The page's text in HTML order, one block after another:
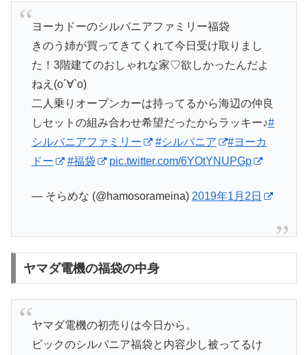
ヨーカドーのシルバニアファミリー福袋
きのう姉が買ってきてくれて今日受け取りまし
た！3階建てのおしゃれな家♡欲しかったんだよ
ねえ(о´∀`о)
二人乗りオープンカーは持ってるから海辺の仲良
しセットの組み合わせ希望だったからラッキー♪#
シルバニアファミリー
#シルバニア
#ヨーカ
ドー
#福袋 pic.twitter.com/6YOtYNUPGp
— そらめな (@hamosorameina) 2019年1月2日
ヤマダ電機の福袋の中身
ヤマダ電機の初売りは今日から。
ビックのシルバニア福袋と内容少し被ってるけ